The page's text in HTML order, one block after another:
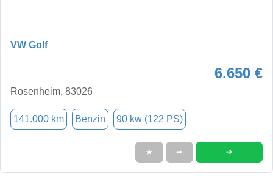
VW Golf
6.650 €
Rosenheim, 83026
141.000 km Benzin 90 kw (122 PS)
★ ➦ ➜